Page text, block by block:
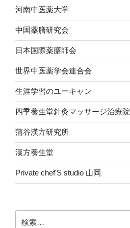
河南中医薬大学
中国薬膳研究会
日本国際薬膳師会
世界中医薬学会連合会
生涯学習のユーキャン
四季養生堂針灸マッサージ治療院
蒲谷漢方研究所
漢方養生堂
Private chef'S studio 山岡